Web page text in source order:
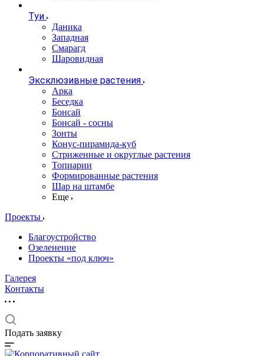
Туи
Даника
Западная
Смарагд
Шаровидная
Эксклюзивные растения
Арка
Беседка
Бонсай
Бонсай - сосны
Зонты
Конус-пирамида-куб
Стриженные и округлые растения
Топиарии
Формированные растения
Шар на штамбе
Еще
Проекты
Благоустройство
Озеленение
Проекты «под ключ»
Галерея
Контакты
Подать заявку